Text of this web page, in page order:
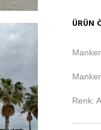
ÜRÜN
Renk: